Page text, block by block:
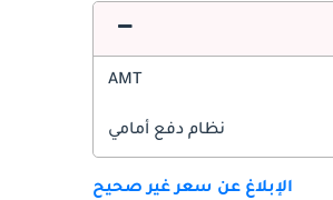
AMT
نظام دفع أمامي
الإبلاغ عن سعر غير صحيح